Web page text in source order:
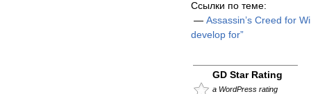
Ссылки по теме:
— Assassin’s Creed for
develop for”
GD Star Rating
a WordPress rating